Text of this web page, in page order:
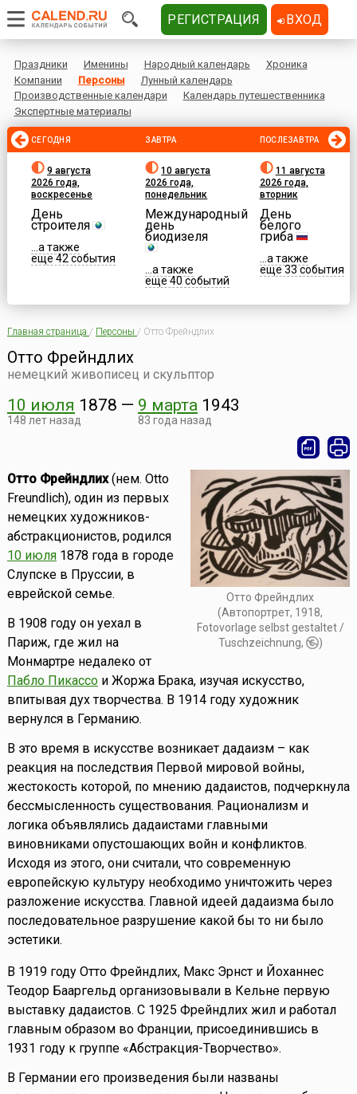
Праздники Именины Народный календарь
Хроника
Компании
Персоны
Лунный календарь
Производственные календари
Календарь путешественника
Экспертные материалы
СЕГОДНЯ
9 августа
2026 года,
воскресенье
День
строителя
...а также
еще 42 события
ЗАВТРА
10 августа
2026 года,
понедельник
Международный
день
биодизеля
...а также
еще 40 событий
ПОСЛЕЗАВТРА
11 августа
2026 года,
вторник
День
белого
гриба
...а также
еще 33 события
Главная страница / Персоны / Отто Фрейндлих
Отто Фрейндлих
немецкий живописец и скульптор
10 июля 1878
148 лет назад
— 9 марта1943
83 года назад
Отто Фрейндлих
(Автопортрет, 1918,
Fotovorlage selbst gestaltet /
Tuschzeichnung,
)
Отто Фрейндлих(нем. Otto
Freundlich), один из первых
немецких художников-
абстракционистов, родился
10 июля1878 года в городе
Слупске в Пруссии, в
еврейской семье.
В 1908 году он уехал в
Париж, где жил на
Монмартре недалеко от
Пабло Пикассои Жоржа Брака, изучая искусство,
впитывая дух творчества. В 1914 году художник
вернулся в Германию.
В это время в искусстве возникает дадаизм – как
реакция на последствия Первой мировой войны,
жестокость которой, по мнению дадаистов, подчеркнула
бессмысленность существования. Рационализм и
логика объявлялись дадаистами главными
виновниками опустошающих войн и конфликтов.
Исходя из этого, они считали, что современную
европейскую культуру необходимо уничтожить через
разложение искусства. Главной идеей дадаизма было
последовательное разрушение какой бы то ни было
эстетики.
В 1919 году Отто Фрейндлих, Макс Эрнст и Йоханнес
Теодор Бааргельд организовывали в Кельне первую
выставку дадаистов. С 1925 Фрейндлих жил и работал
главным образом во Франции, присоединившись в
1931 году к группе «Абстракция-Творчество».
В Германии его произведения были названы
РЕГИСТРАЦИЯ ВХОД